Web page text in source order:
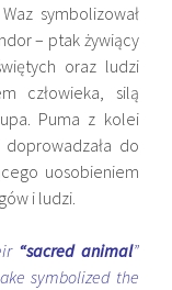
symbolizował
– ptak żywiący
oraz ludzi
człowieka, silą
Puma z kolei
do
uosobieniem
i ludzi.
“sacred animal”
symbolized the